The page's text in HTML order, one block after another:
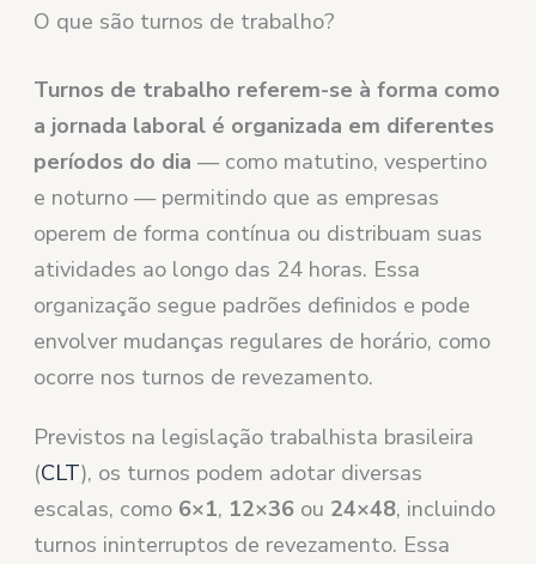
O que são turnos de trabalho?
Turnos de trabalho referem-se à forma como
a jornada laboral é organizada em diferentes
períodos do dia— como matutino, vespertino
e noturno — permitindo que as empresas
operem de forma contínua ou distribuam suas
atividades ao longo das 24 horas. Essa
organização segue padrões definidos e pode
envolver mudanças regulares de horário, como
ocorre nos turnos de revezamento.
Previstos na legislação trabalhista brasileira
(CLT), os turnos podem adotar diversas
escalas, como 6×1, 12×36 ou 24×48, incluindo
turnos ininterruptos de revezamento. Essa